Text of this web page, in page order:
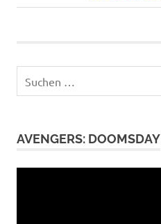
Beitrag:
nach:
AVENGERS: DOOMSDAY